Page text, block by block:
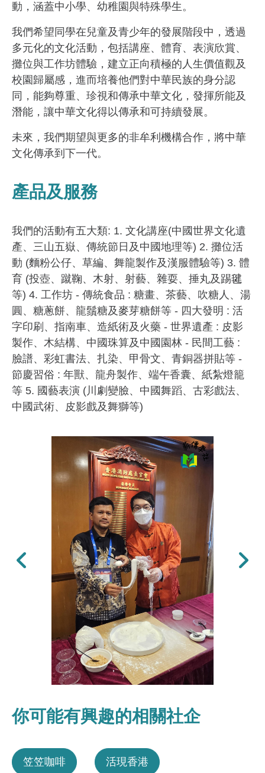
動，涵蓋中小學、幼稚園與特殊學生。
我們希望同學在兒童及青少年的發展階段中，透過
多元化的文化活動，包括講座、體育、表演欣賞、
攤位與工作坊體驗，建立正向積極的人生價值觀及
校園歸屬感，進而培養他們對中華民族的身分認
同，能夠尊重、珍視和傳承中華文化，發揮所能及
潛能，讓中華文化得以傳承和可持續發展。
未來，我們期望與更多的非牟利機構合作，將中華
文化傳承到下一代。
產品及服務
我們的活動有五大類: 1. 文化講座(中國世界文化遺
產、三山五嶽、傳統節日及中國地理等) 2. 攤位活
動 (麵粉公仔、草編、舞龍製作及漢服體驗等) 3. 體
育 (投壺、蹴鞠、木射、射藝、雜耍、捶丸及踢毽
等) 4. 工作坊 - 傳統食品 : 糖畫、茶藝、吹糖人、湯
圓、糖蔥餅、龍鬚糖及麥芽糖餅等 - 四大發明 : 活
字印刷、指南車、造紙術及火藥 - 世界遺產 : 皮影
製作、木結構、中國珠算及中國園林 - 民間工藝 :
臉譜、彩虹書法、扎染、甲骨文、青銅器拼貼等 -
節慶習俗 : 年獸、龍舟製作、端午香囊、紙紮燈籠
等 5. 國藝表演 (川劇變臉、中國舞蹈、古彩戲法、
中國武術、皮影戲及舞獅等)
下一張
你可能有興趣的相關社企
笠笠咖啡 活現香港